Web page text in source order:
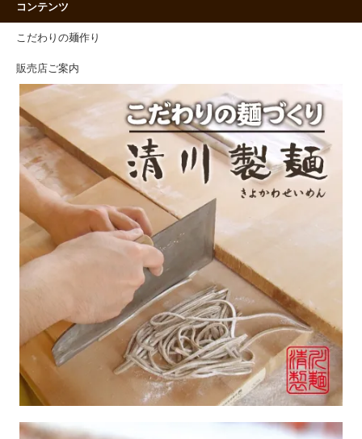
コンテンツ
こだわりの麺作り
販売店ご案内